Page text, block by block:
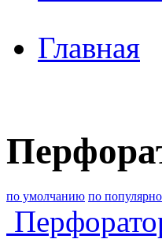
Главная
по умолчанию по